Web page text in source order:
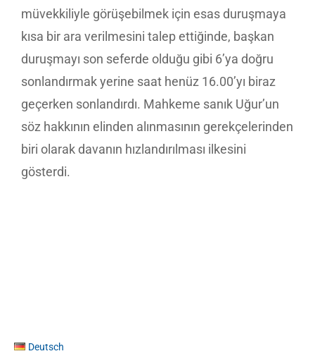
müvekkiliyle görüşebilmek için esas duruşmaya
kısa bir ara verilmesini talep ettiğinde, başkan
duruşmayı son seferde olduğu gibi 6’ya doğru
sonlandırmak yerine saat henüz 16.00’yı biraz
geçerken sonlandırdı. Mahkeme sanık Uğur’un
söz hakkının elinden alınmasının gerekçelerinden
biri olarak davanın hızlandırılması ilkesini
gösterdi.
Deutsch